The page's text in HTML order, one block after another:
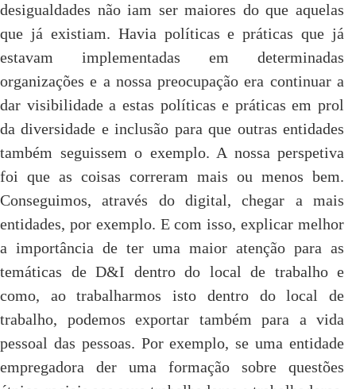
desigualdades não iam ser maiores do que aquelas
que já existiam. Havia políticas e práticas que já
estavam implementadas em determinadas
organizações e a nossa preocupação era continuar a
dar visibilidade a estas políticas e práticas em prol
da diversidade e inclusão para que outras entidades
também seguissem o exemplo. A nossa perspetiva
foi que as coisas correram mais ou menos bem.
Conseguimos, através do digital, chegar a mais
entidades, por exemplo. E com isso, explicar melhor
a importância de ter uma maior atenção para as
temáticas de D&I dentro do local de trabalho e
como, ao trabalharmos isto dentro do local de
trabalho, podemos exportar também para a vida
pessoal das pessoas. Por exemplo, se uma entidade
empregadora der uma formação sobre questões